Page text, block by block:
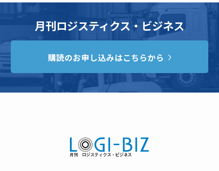
月刊ロジスティクス・ビジネス
購読のお申し込みはこちらから